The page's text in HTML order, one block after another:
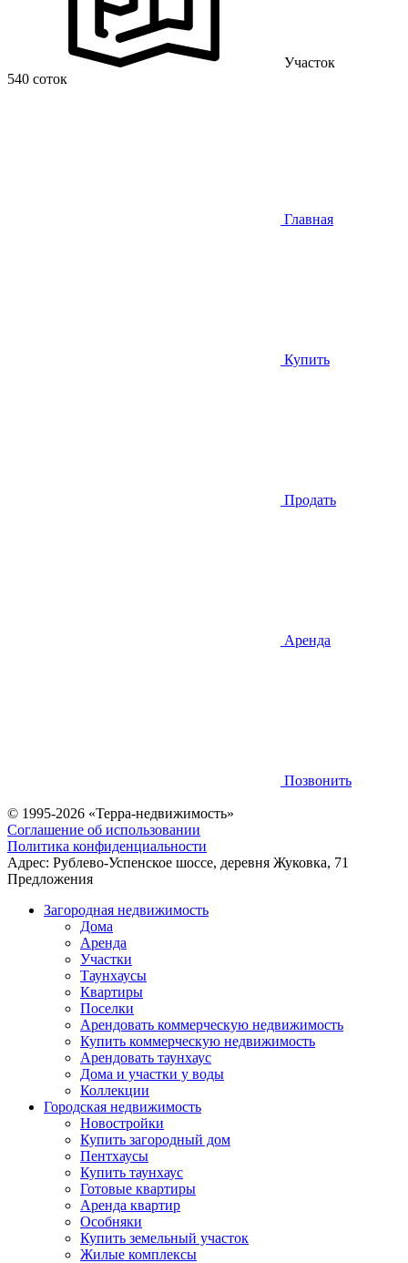
Участок
540 соток
Главная
Купить
Продать
Аренда
Позвонить
© 1995-2026 «Терра-недвижимость»
Соглашение об использовании
Политика конфиденциальности
Адрес: Рублево-Успенское шоссе, деревня Жуковка, 71
Предложения
Загородная недвижимость
Дома
Аренда
Участки
Таунхаусы
Квартиры
Поселки
Арендовать коммерческую недвижимость
Купить коммерческую недвижимость
Арендовать таунхаус
Дома и участки у воды
Коллекции
Городская недвижимость
Новостройки
Купить загородный дом
Пентхаусы
Купить таунхаус
Готовые квартиры
Аренда квартир
Особняки
Купить земельный участок
Жилые комплексы